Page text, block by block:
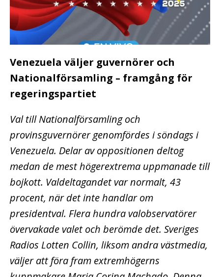
Venezuela väljer guvernörer och
Nationalförsamling – framgång för
regeringspartiet
Val till Nationalförsamling och
provinsguvernörer genomfördes i söndags i
Venezuela. Delar av oppositionen deltog
medan de mest högerextrema uppmanade till
bojkott. Valdeltagandet var normalt, 43
procent, när det inte handlar om
presidentval. Flera hundra valobservatörer
övervakade valet och berömde det. Sveriges
Radios Lotten Collin, liksom andra västmedia,
väljer att föra fram extremhögerns